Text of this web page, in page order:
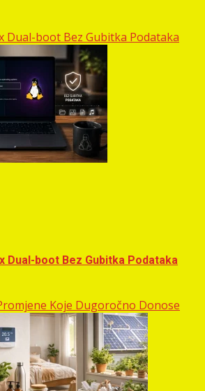
Dual-boot Bez Gubitka Podataka
Dual-boot Bez Gubitka Podataka
Koje Dugoročno Donose